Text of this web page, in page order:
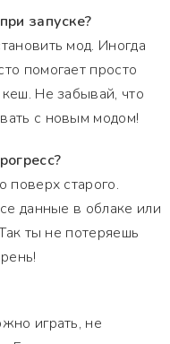
запуске?
мод. Иногда
помогает просто
Не забывай, что
с новым модом!
поверх старого.
данные в облаке или
ты не потеряешь
играть, не